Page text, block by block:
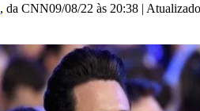
, da CNN09/08/22 às 20:38 | Atualizado